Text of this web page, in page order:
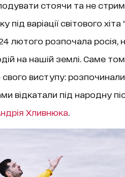
стоячи та не
варіації світового
24 лютого розпочала
на нашій землі. Саме
виступу:
відкатали під народну
Хливнюка